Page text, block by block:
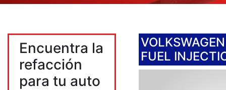
Encuentra la
refacción
para tu auto
VOLKSWAGEN
FUEL